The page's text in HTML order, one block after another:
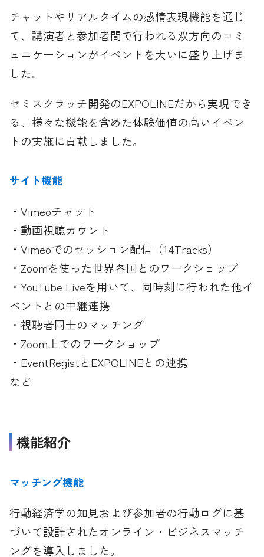
チャットやリアルタイムの感情表現機能を通じ
て、講演者と参加者間で行われる双方向のコミ
ュニケーションがイベントを大いに盛り上げま
した。
セミスクラッチ開発のEXPOLINEだから実現でき
る、様々な機能を含めた体験価値の高いイベン
トの実施に貢献しました。
サイト機能
・Vimeoチャット
・動画視聴カウント
・Vimeoでのセッション配信（14Tracks）
・Zoomを使った世界各国とのワークショップ
・YouTube Liveを用いて、同時刻に行われた他イ
ベントとの中継連携
・視聴者同士のマッチング
・Zoom上でのワークショップ
・EventRegistとEXPOLINEとの連携
など
機能紹介
マッチング機能
行動経済学の知見および参加者の行動ログに基
づいて設計されたオンライン・ビジネスマッチ
ングを導入しました。